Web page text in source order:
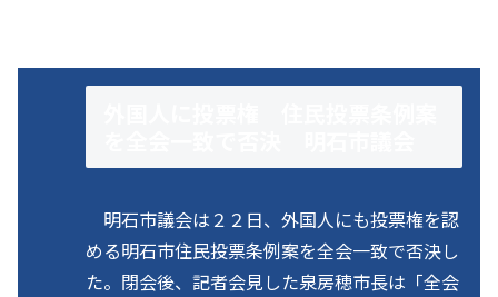
明石市議会は２２日、外国人にも投票権を認
める明石市住民投票条例案を全会一致で否決し
た。閉会後、記者会見した泉房穂市長は「全会